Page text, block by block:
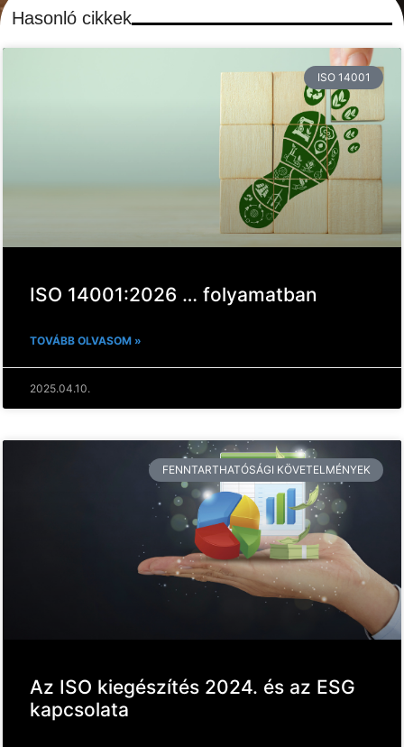
Hasonló cikkek
ISO 14001
ISO 14001:2026 … folyamatban
TOVÁBB OLVASOM »
2025.04.10.
FENNTARTHATÓSÁGI KÖVETELMÉNYEK
Az ISO kiegészítés 2024. és az ESG
kapcsolata